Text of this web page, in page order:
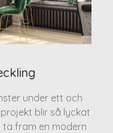
under ett och
blir så lyckat
ta fram en modern